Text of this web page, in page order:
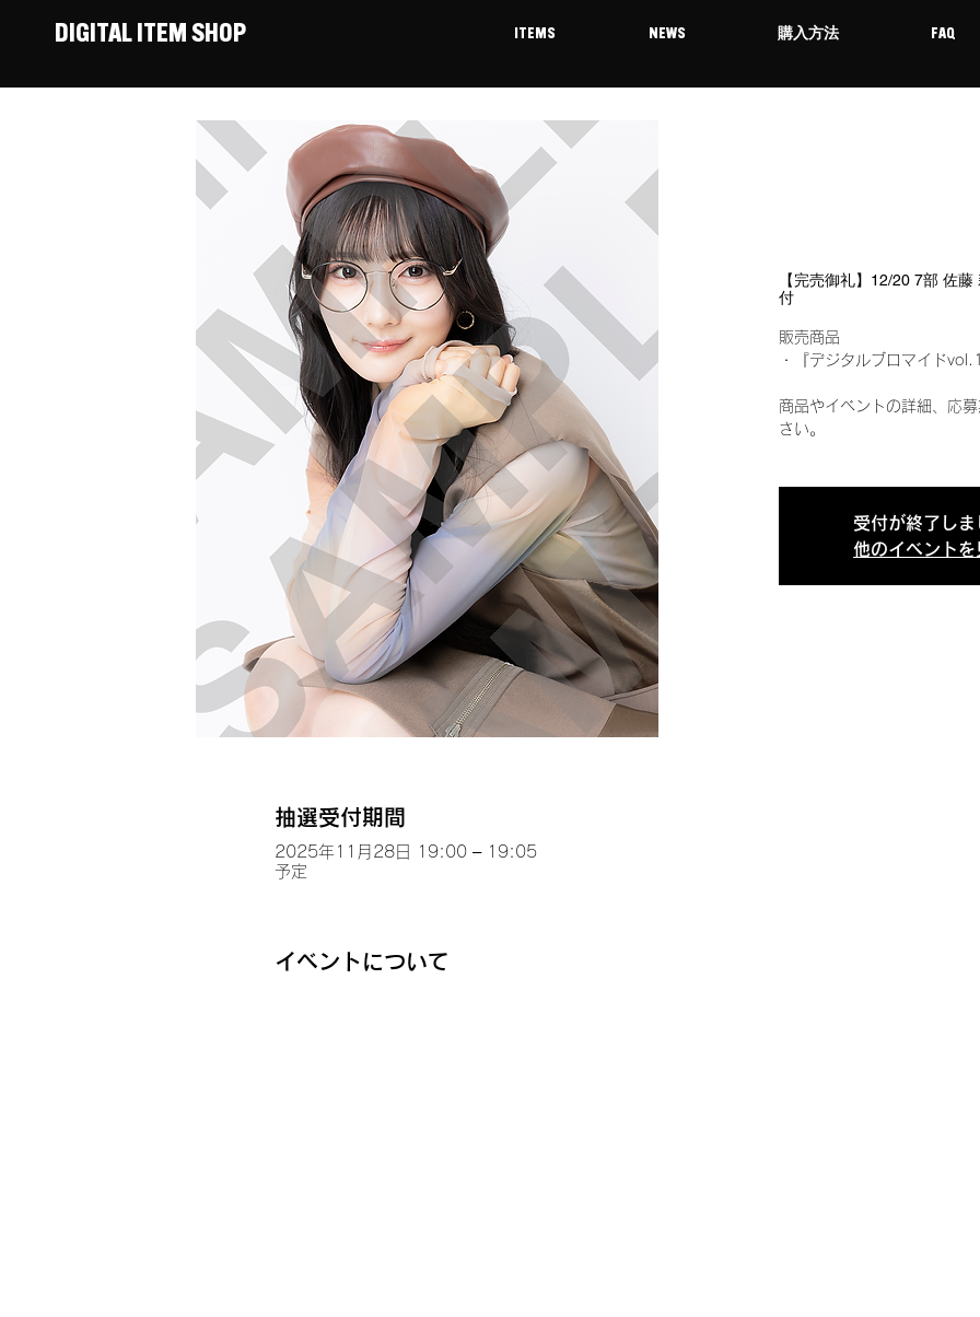
DIGITAL ITEM SHOP ITEMS NEWS 購入方法 FAQ
【完売御礼】12/20 7部 佐
付
販売商品
・『デジタルブロマイド
商品やイベントの詳細、応
さい。
受付が終了しま
他のイベントを
抽選受付期間
2025年11月28日 19:00 – 19:05
予定
イベントについて